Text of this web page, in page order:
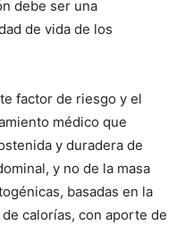
debe ser una
de vida de los
factor de riesgo y el
médico que
y duradera de
y no de la masa
basadas en la
calorías, con aporte de